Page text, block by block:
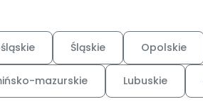
Śląskie Opolskie
mazurskie Lubuskie